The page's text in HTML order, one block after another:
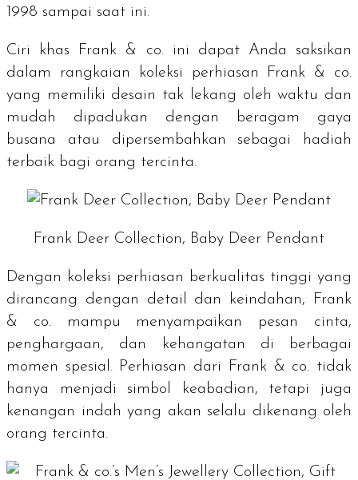
1998 sampai saat ini.
Ciri khas Frank & co. ini dapat Anda saksikan
dalam rangkaian koleksi perhiasan Frank & co.
yang memiliki desain tak lekang oleh waktu dan
mudah dipadukan dengan beragam gaya
busana atau dipersembahkan sebagai hadiah
terbaik bagi orang tercinta.
Frank Deer Collection, Baby Deer Pendant
Dengan koleksi perhiasan berkualitas tinggi yang
dirancang dengan detail dan keindahan, Frank
& co. mampu menyampaikan pesan cinta,
penghargaan, dan kehangatan di berbagai
momen spesial. Perhiasan dari Frank & co. tidak
hanya menjadi simbol keabadian, tetapi juga
kenangan indah yang akan selalu dikenang oleh
orang tercinta.